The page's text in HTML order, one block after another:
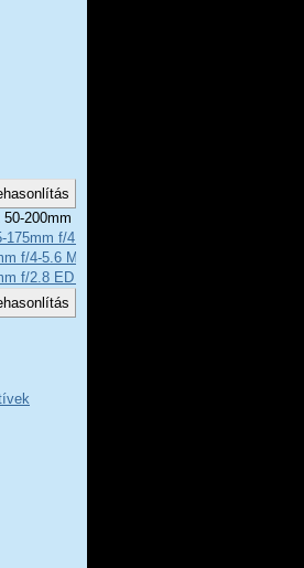
200mm f/2.8-4
f/4.0-5.6 ASPH POWER O.I.S.
f/4-5.6 MEGA O.I.S.
f/2.8 ED IS Pro